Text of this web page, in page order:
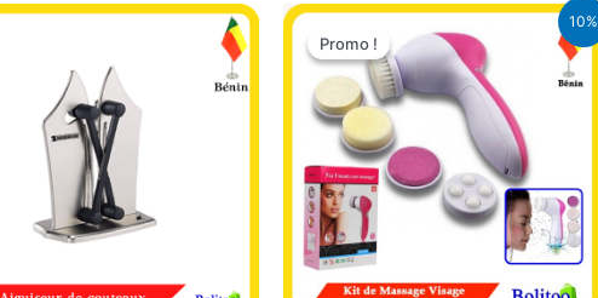
10%
Promo !
Promo !
Le
initial
était :
3.900 CFA.
Le
prix
actuel
est :
3.500 CFA.